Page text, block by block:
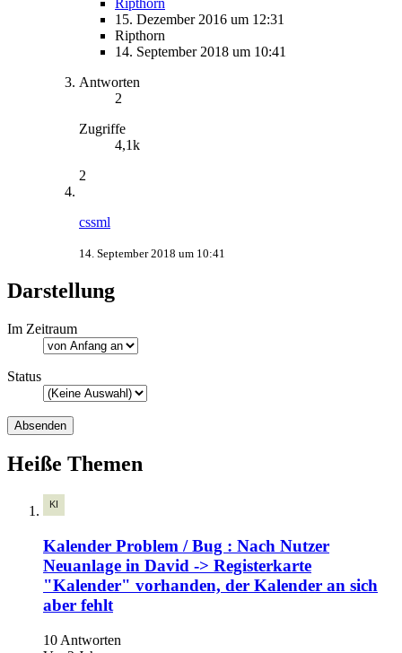
15. Dezember 2016 um 12:31
Ripthorn
14. September 2018 um 10:41
Antworten
2
Zugriffe
4,1k
2
cssml
14. September 2018 um 10:41
Darstellung
Im Zeitraum
Status
Heiße Themen
Kalender Problem / Bug : Nach Nutzer
Neuanlage in David -> Registerkarte
"Kalender" vorhanden, der Kalender an sich
aber fehlt
10 Antworten